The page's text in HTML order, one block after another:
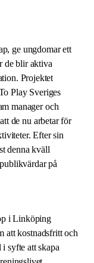
ge ungdomar ett
de blir aktiva
Projektet
Play Sveriges
manager och
de nu arbetar för
Efter sin
denna kväll
på
i Linköping
att kostnadsfritt och
syfte att skapa